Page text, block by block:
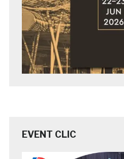
EVENT CLIC